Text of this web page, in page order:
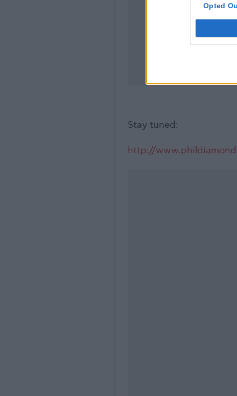
Opted
Stay tuned:
http://